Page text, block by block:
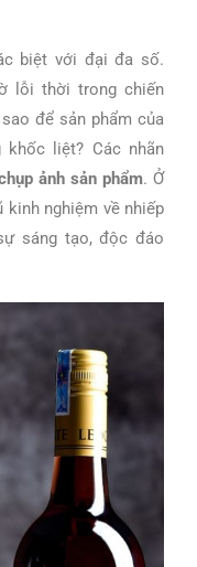
biệt với đại đa số.
lỗi thời trong chiến
để sản phẩm của
liệt? Các nhãn
ảnh sản phẩm. Ở
nghiệm về nhiếp
sáng tạo, độc đáo